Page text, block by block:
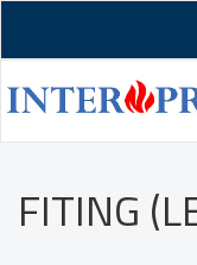
FITING